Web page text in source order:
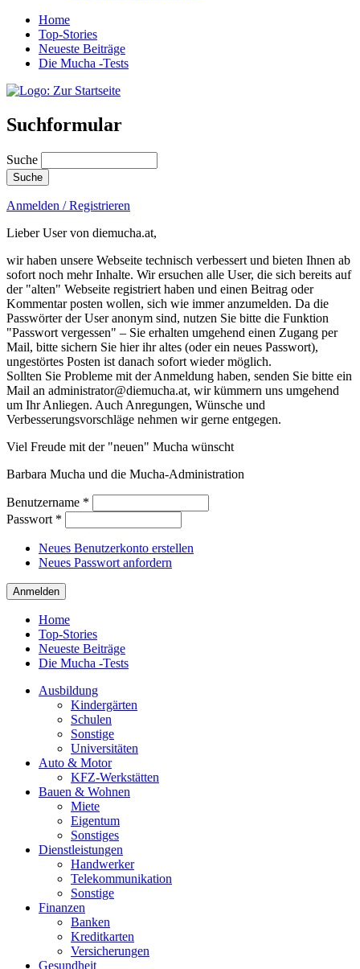
Home
Top-Stories
Neueste Beiträge
Die Mucha -Tests
Suchformular
Suche
Anmelden / Registrieren
Lieber User von diemucha.at,
wir haben unsere Webseite technisch verbessert und bieten Ihnen ab
sofort noch mehr Inhalte. Wir ersuchen alle User, die sich bereits auf
der "alten" Webseite registriert haben und einen Beitrag oder
Kommentar posten wollen, sich wie immer anzumelden. Da die
Passwörter der User anonym sind, nutzen Sie bitte die Funktion
"Passwort vergessen" – Sie erhalten umgehend einen Zugang per
Mail, bitte sichern Sie hier ihr altes (oder ein neues Passwort),
ungestörtes Posten ist danach sofort wieder möglich.
Sollten Sie Probleme mit der Anmeldung haben, senden Sie bitte ein
Mail an administrator@diemucha.at, wir kümmern uns umgehend
um Ihr Anliegen. Auch Anregungen, Wünsche und
Verbesserungsvorschläge nehmen wir gerne entgegen.
Viel Freude mit der "neuen" Mucha wünscht
Barbara Mucha und die Mucha-Administration
Benutzername *
Passwort *
Neues Benutzerkonto erstellen
Neues Passwort anfordern
Home
Top-Stories
Neueste Beiträge
Die Mucha -Tests
Ausbildung
Kindergärten
Schulen
Sonstige
Universitäten
Auto & Motor
KFZ-Werkstätten
Bauen & Wohnen
Miete
Eigentum
Sonstiges
Dienstleistungen
Handwerker
Telekommunikation
Sonstige
Finanzen
Banken
Kreditkarten
Versicherungen
Gesundheit